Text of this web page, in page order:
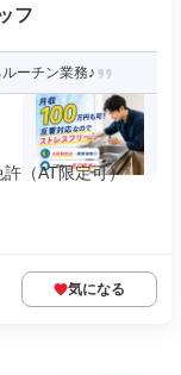
フ
ーチン業務♪
（AT限定可） ・
気になる